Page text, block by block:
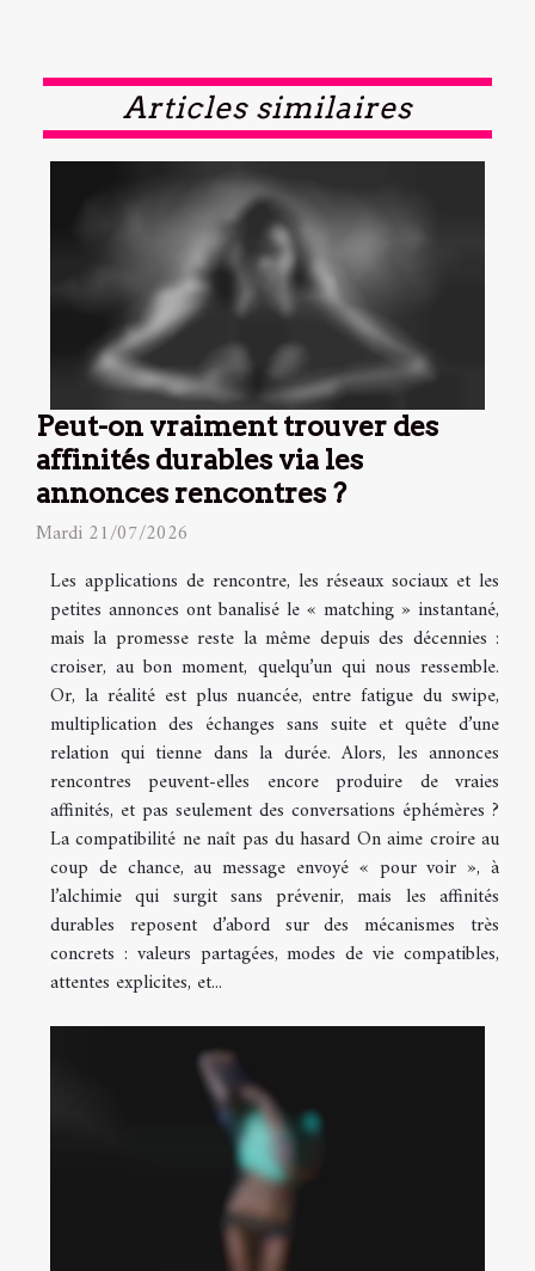
Articles similaires
Peut-on vraiment trouver des
affinités durables via les
annonces rencontres ?
Mardi 21/07/2026
Les applications de rencontre, les réseaux sociaux et les
petites annonces ont banalisé le « matching » instantané,
mais la promesse reste la même depuis des décennies :
croiser, au bon moment, quelqu’un qui nous ressemble.
Or, la réalité est plus nuancée, entre fatigue du swipe,
multiplication des échanges sans suite et quête d’une
relation qui tienne dans la durée. Alors, les annonces
rencontres peuvent-elles encore produire de vraies
affinités, et pas seulement des conversations éphémères ?
La compatibilité ne naît pas du hasard On aime croire au
coup de chance, au message envoyé « pour voir », à
l’alchimie qui surgit sans prévenir, mais les affinités
durables reposent d’abord sur des mécanismes très
concrets : valeurs partagées, modes de vie compatibles,
attentes explicites, et...